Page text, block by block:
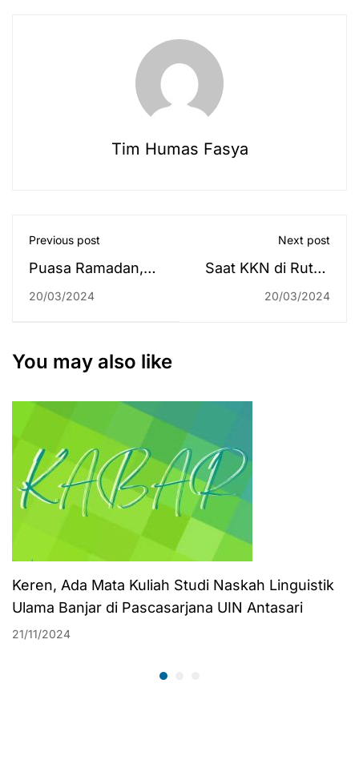
Tim Humas Fasya
Previous post
Puasa Ramadan,
Kami Tetap
PPPK!
20/03/2024
Next post
Saat KKN di Rutan
Barabai, Syahma
20/03/2024
You may also like
Keren, Ada Mata Kuliah Studi Naskah Linguistik
Ulama Banjar di Pascasarjana UIN Antasari
21/11/2024